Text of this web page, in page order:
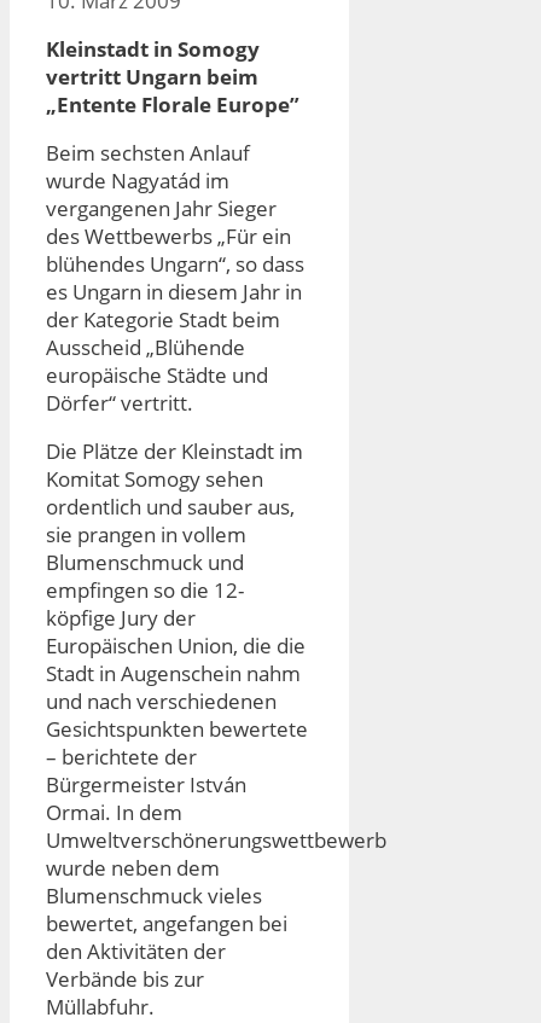
Kleinstadt in Somogy
vertritt Ungarn beim
„Entente Florale Europe”
Beim sechsten Anlauf
wurde Nagyatád im
vergangenen Jahr Sieger
des Wettbewerbs „Für ein
blühendes Ungarn“, so dass
es Ungarn in diesem Jahr in
der Kategorie Stadt beim
Ausscheid „Blühende
europäische Städte und
Dörfer“ vertritt.
Die Plätze der Kleinstadt im
Komitat Somogy sehen
ordentlich und sauber aus,
sie prangen in vollem
Blumenschmuck und
empfingen so die 12-
köpfige Jury der
Europäischen Union, die die
Stadt in Augenschein nahm
und nach verschiedenen
Gesichtspunkten bewertete
– berichtete der
Bürgermeister István
Ormai. In dem
Umweltverschönerungswettbewerb
wurde neben dem
Blumenschmuck vieles
bewertet, angefangen bei
den Aktivitäten der
Verbände bis zur
Müllabfuhr.